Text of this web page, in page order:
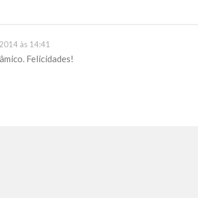
às 14:41
Felicidades!